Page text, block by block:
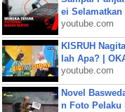
ei Selamatkan
youtube.com
KISRUH
lah Apa? |
youtube.com
Novel
n Foto Pelaku